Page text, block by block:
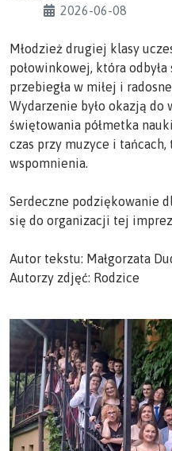
2026-06-08
Młodzież drugiej klasy
połowinkowej, która
przebiegła w miłej i
Wydarzenie było okazją
świętowania półmetka
czas przy muzyce i
wspomnienia.
Serdeczne podziękowanie
się do organizacji tej
Autor tekstu: Małgorzata
Autorzy zdjęć: Rodzice